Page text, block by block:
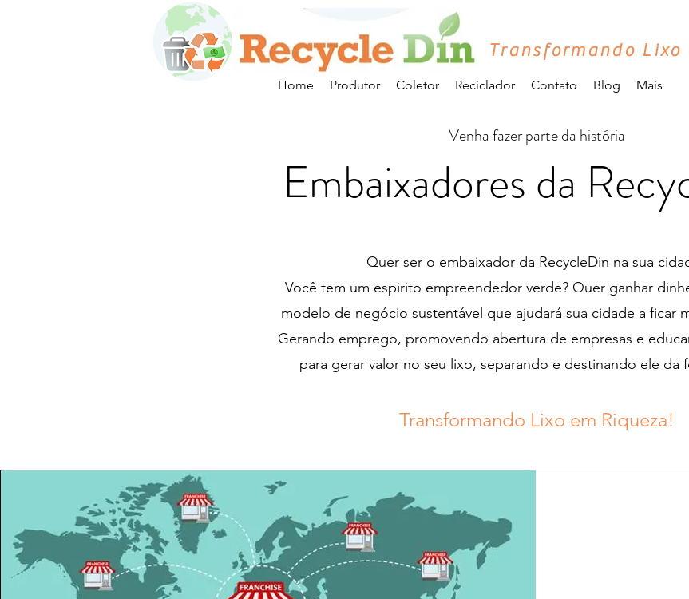
Transformando Lixo
Home Produtor Coletor Reciclador Contato Blog Mais
Venha fazer parte da história
Embaixadores da
Quer ser o embaixador da RecycleDin na sua
Você tem um espirito empreendedor verde? Quer ganhar
modelo de negócio sustentável que ajudará sua cidade a ficar
Gerando emprego, promovendo abertura de empresas e
para gerar valor no seu lixo, separando e destinando ele da
Transformando Lixo em Riqueza!